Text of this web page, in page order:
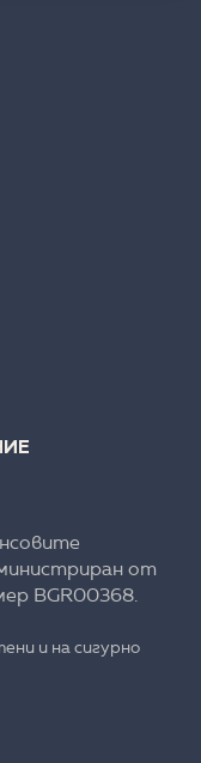
от
BGR00368.
и на сигурно